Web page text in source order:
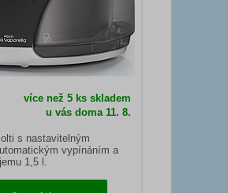
více než 5 ks skladem
u vás doma 11. 8.
s nastavitelným
vypínáním a
1,5 l.